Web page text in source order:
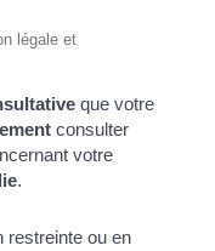
légale et
que votre
consulter
votre
.
restreinte ou en